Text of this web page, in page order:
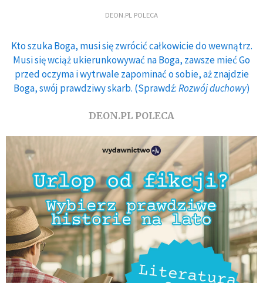
DEON.PL POLECA
Kto szuka Boga, musi się zwrócić całkowicie do wewnątrz.
Musi się wciąż ukierunkowywać na Boga, zawsze mieć Go
przed oczyma i wytrwale zapominać o sobie, aż znajdzie
Boga, swój prawdziwy skarb. (Sprawdź:Rozwój duchowy)
DEON.PL POLECA